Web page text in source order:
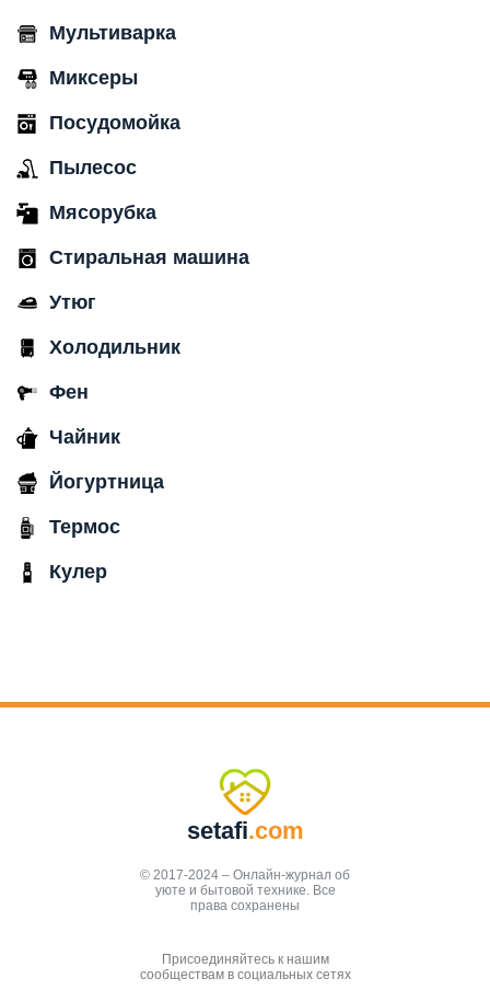
Мультиварка
Миксеры
Посудомойка
Пылесос
Мясорубка
Стиральная машина
Утюг
Холодильник
Фен
Чайник
Йогуртница
Термос
Кулер
setafi.com
© 2017-2024 – Онлайн-журнал об
уюте и бытовой технике. Все
права сохранены
Присоединяйтесь к нашим
сообществам в социальных сетях